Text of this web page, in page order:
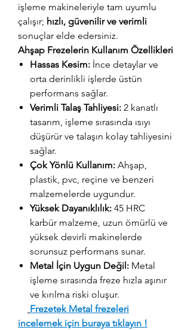
işleme makineleriyle tam uyumlu
çalışır; hızlı, güvenilir ve verimli
sonuçlar elde edersiniz.
Ahşap Frezelerin Kullanım Özellikleri
Hassas Kesim: İnce detaylar ve
orta derinlikli işlerde üstün
performans sağlar.
Verimli Talaş Tahliyesi: 2 kanatlı
tasarım, işleme sırasında ısıyı
düşürür ve talaşın kolay tahliyesini
sağlar.
Çok Yönlü Kullanım: Ahşap,
plastik, pvc, reçine ve benzeri
malzemelerde uygundur.
Yüksek Dayanıklılık: 45 HRC
karbür malzeme, uzun ömürlü ve
yüksek devirli makinelerde
sorunsuz performans sunar.
Metal İçin Uygun Değil: Metal
işleme sırasında freze hızla aşınır
ve kırılma riski oluşur.
Frezetek Metal frezeleri
incelemek için buraya tıklayın !